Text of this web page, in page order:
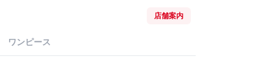
店舗案内
ワンピース